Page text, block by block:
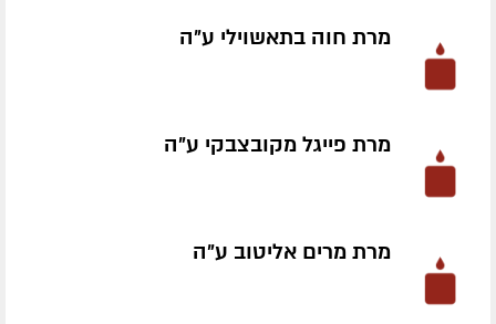
מרת חוה בתאשוילי ע״ה
מרת פייגל מקובצבקי ע״ה
מרת מרים אליטוב ע״ה